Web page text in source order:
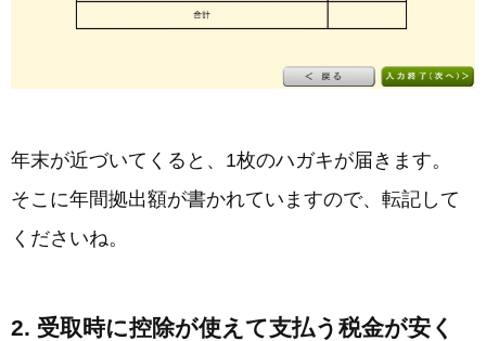
年末が近づいてくると、1枚のハガキが届きます。
そこに年間拠出額が書かれていますので、転記して
くださいね。
2. 受取時に控除が使えて支払う税金が安く